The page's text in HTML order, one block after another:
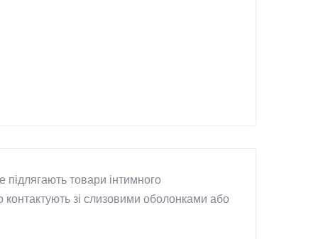
підлягають товари інтимного
контактують зі слизовими оболонками або